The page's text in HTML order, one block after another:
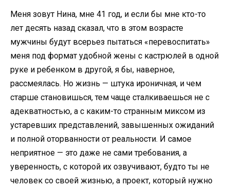
Меня зовут Нина, мне 41 год, и если бы мне кто-то
лет десять назад сказал, что в этом возрасте
мужчины будут всерьез пытаться «перевоспитать»
меня под формат удобной жены с кастрюлей в одной
руке и ребенком в другой, я бы, наверное,
рассмеялась. Но жизнь — штука ироничная, и чем
старше становишься, тем чаще сталкиваешься не с
адекватностью, а с каким-то странным миксом из
устаревших представлений, завышенных ожиданий
и полной оторванности от реальности. И самое
неприятное — это даже не сами требования, а
уверенность, с которой их озвучивают, будто ты не
человек со своей жизнью, а проект, который нужно